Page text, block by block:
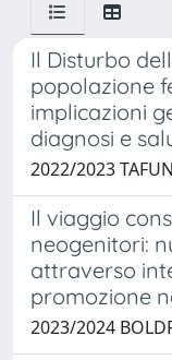
Il Disturbo
popolazione
implicazioni
diagnosi e
2022/2023
Il viaggio
neogenitori:
attraverso
promozione
2023/2024